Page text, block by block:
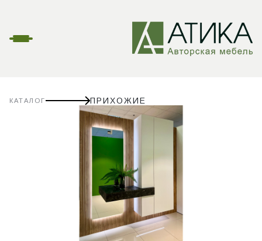
КАТАЛОГ ПРИХОЖИЕ